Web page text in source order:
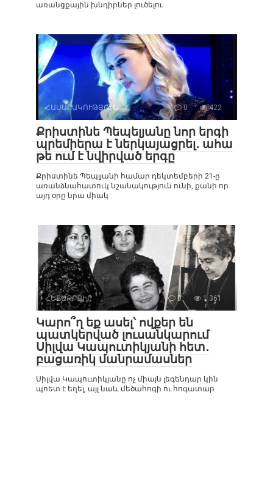
առանցքային խնդիրներ լուծելու
ՀԱՍԱՐԱԿՈՒԹՅՈՒՆ 0 422
Քրիստինե Պեպելյանը նոր երգի
պրեմիերա է ներկայացրել․ ահա
թե ում է նվիրված երգը
Քրիստինե Պեպլյանի համար դեկտեմբերի 21-ը
առանձնահատուկ նշանակություն ունի, քանի որ
այդ օրը նրա միակ
ՀԵՏԱՔՐՔԻՐ 0 1 361
Կարո՞ղ եք ասել՝ ովքեր են
պատկերված լուսանկարում
Սիլվա Կապուտիկյանի հետ․
բացառիկ մանրամասներ
Սիլվա Կապուտիկյանը ոչ միայն լեգենդար կին
պոետ է եղել, այլ նաև մեծահոգի ու հոգատար